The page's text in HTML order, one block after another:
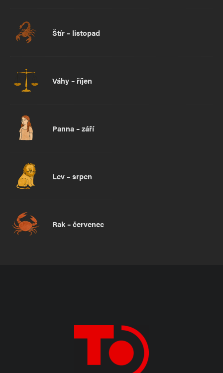
Štír – listopad
Váhy – říjen
Panna – září
Lev – srpen
Rak – červenec